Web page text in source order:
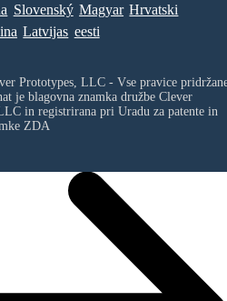
Slovenský Magyar Hrvatski
Latvijas eesti
Prototypes, LLC - Vse pravice
je blagovna znamka družbe Clever
in registrirana pri Uradu za patente in
ZDA